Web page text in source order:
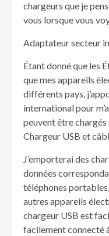
chargeurs que je
vous lorsque vous
Adaptateur secteur
Étant donné que les
que mes appareils
différents pays,
international pour
peuvent être
Chargeur USB et
J’emporterai des
données
téléphones
autres appareils
chargeur USB est
facilement connecté